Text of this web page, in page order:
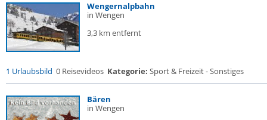
Wengernalpbahn
in Wengen
3,3 km entfernt
1 Urlaubsbild 0 Reisevideos Kategorie: Sport & Freizeit - Sonstiges
Bären
in Wengen